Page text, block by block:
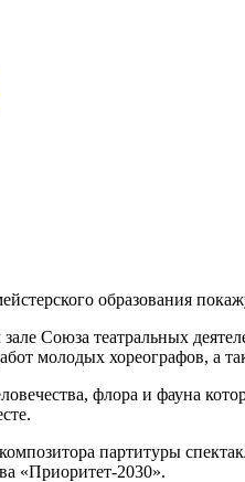
образования
зале Союза театральных
молодых хореографов, а
флора и фауна
партитуры
«Приоритет-2030».